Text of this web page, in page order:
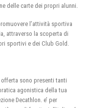
delle carte dei propri alunni.
l’attività sportiva
attraverso la scoperta di
sportivi e dei Club Gold.
sono presenti tanti
agonistica della tua
Decathlon. e’ per